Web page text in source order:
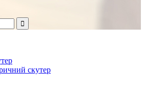
скутер